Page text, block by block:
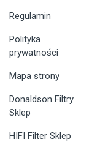
Regulamin
Polityka
prywatności
Mapa strony
Donaldson Filtry
Sklep
HIFI Filter Sklep